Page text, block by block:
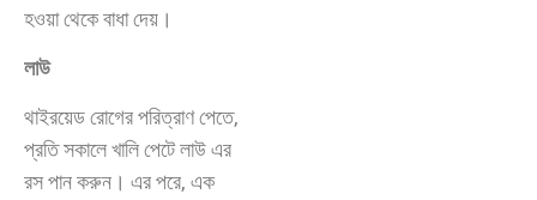
হওয়া থেকে বাধা দেয়।
লাউ
থাইরয়েড রোগের পরিত্রাণ পেতে,
প্রতি সকালে খালি পেটে লাউ এর
রস পান করুন। এর পরে, এক